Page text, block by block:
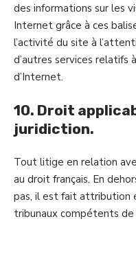
des informations sur les
Internet grâce à ces
l’activité du site à
d’autres services relatifs
d’Internet.
10. Droit
juridiction.
Tout litige en relation
au droit français. En
pas, il est fait attribution
tribunaux compétents de